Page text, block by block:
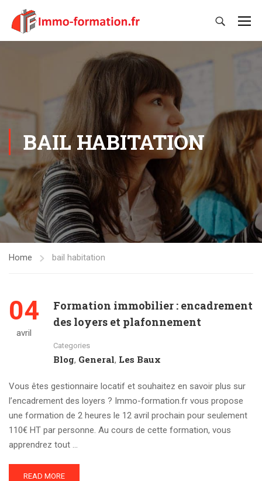
BAIL HABITATION
Home bail habitation
04
avril
Formation immobilier : encadrement
des loyers et plafonnement
Categories
Blog, General, Les Baux
Vous êtes gestionnaire locatif et souhaitez en savoir plus sur
l’encadrement des loyers ? Immo-formation.fr vous propose
une formation de 2 heures le 12 avril prochain pour seulement
110€ HT par personne. Au cours de cette formation, vous
apprendrez tout …
READ MORE